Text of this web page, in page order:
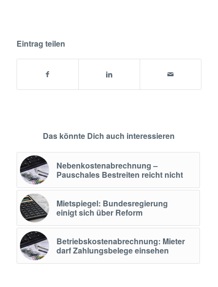
Eintrag teilen
Das könnte Dich auch interessieren
Nebenkostenabrechnung –
Pauschales Bestreiten reicht nicht
Mietspiegel: Bundesregierung
einigt sich über Reform
Betriebskostenabrechnung: Mieter
darf Zahlungsbelege einsehen